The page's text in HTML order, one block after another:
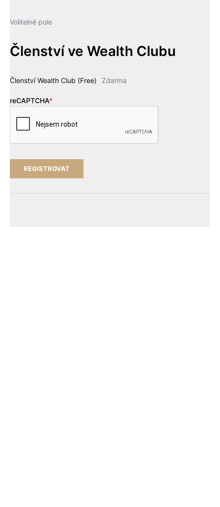
Volitelné pole
Členství ve Wealth Clubu
Členství Wealth Club (Free) Zdarma
reCAPTCHA*